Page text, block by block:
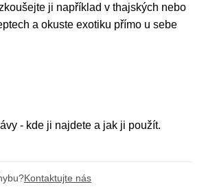
ji například v thajských nebo
a okuste exotiku přímo u sebe
- kde ji najdete a jak ji použít.
Kontaktujte nás